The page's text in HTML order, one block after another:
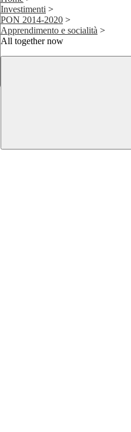
Investimenti >
PON 2014-2020 >
Apprendimento e socialità >
All together now